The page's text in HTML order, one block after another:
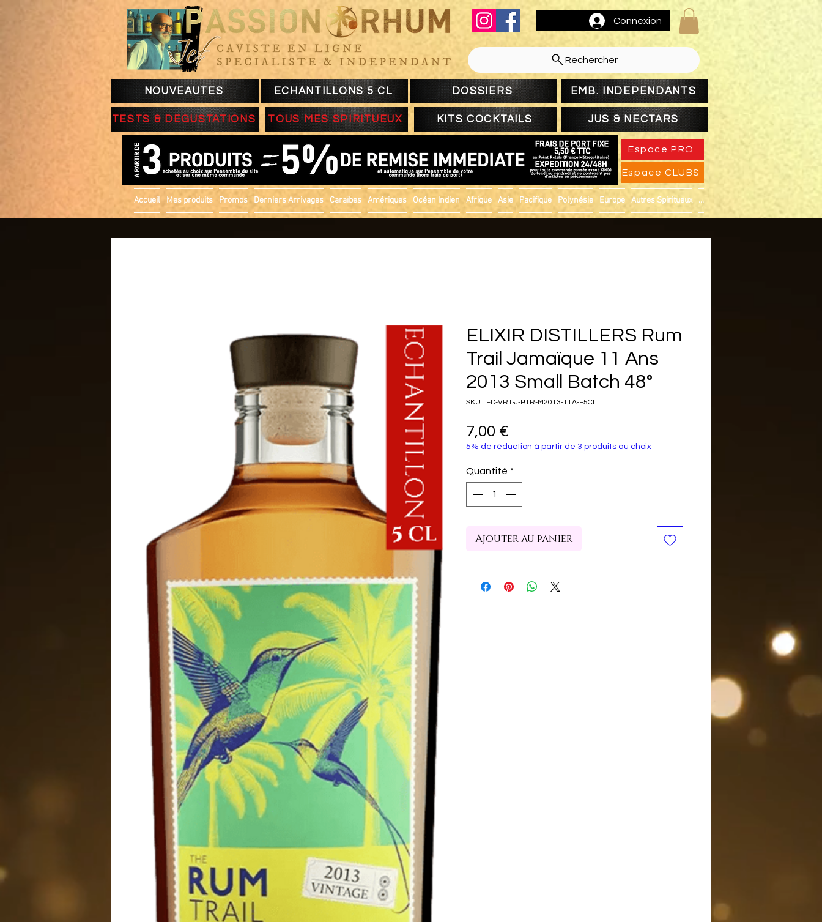
Connexion
Rechercher
NOUVEAUTES ECHANTILLONS 5 CL DOSSIERS EMB. INDEPENDANTS
TESTS & DEGUSTATIONS TOUS MES SPIRITUEUX KITS COCKTAILS JUS & NECTARS
Espace PRO
Espace CLUBS
Accueil Mes produits Promos Derniers Arrivages Caraïbes Amériques Océan Indien Afrique Asie Pacifique Polynésie Europe Autres Spiritueux ...
ELIXIR DISTILLERS Rum
Trail Jamaïque 11 Ans
2013 Small Batch 48°
SKU : ED-VRT-J-BTR-M2013-11A-E5CL
7,00 €
5% de réduction à partir de 3 produits au choix
Quantité *
Ajouter au panier